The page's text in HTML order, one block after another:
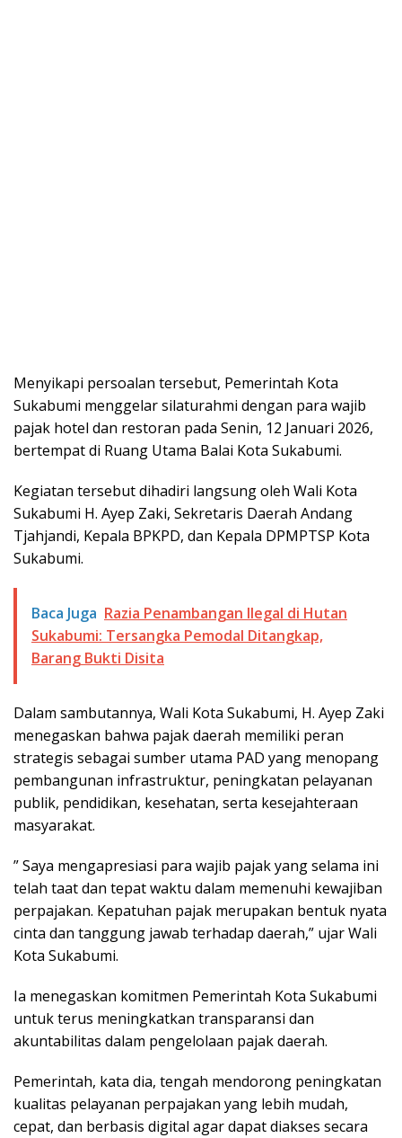
Menyikapi persoalan tersebut, Pemerintah Kota
Sukabumi menggelar silaturahmi dengan para wajib
pajak hotel dan restoran pada Senin, 12 Januari 2026,
bertempat di Ruang Utama Balai Kota Sukabumi.
Kegiatan tersebut dihadiri langsung oleh Wali Kota
Sukabumi H. Ayep Zaki, Sekretaris Daerah Andang
Tjahjandi, Kepala BPKPD, dan Kepala DPMPTSP Kota
Sukabumi.
Baca Juga Razia Penambangan Ilegal di Hutan
Sukabumi: Tersangka Pemodal Ditangkap,
Barang Bukti Disita
Dalam sambutannya, Wali Kota Sukabumi, H. Ayep Zaki
menegaskan bahwa pajak daerah memiliki peran
strategis sebagai sumber utama PAD yang menopang
pembangunan infrastruktur, peningkatan pelayanan
publik, pendidikan, kesehatan, serta kesejahteraan
masyarakat.
” Saya mengapresiasi para wajib pajak yang selama ini
telah taat dan tepat waktu dalam memenuhi kewajiban
perpajakan. Kepatuhan pajak merupakan bentuk nyata
cinta dan tanggung jawab terhadap daerah,” ujar Wali
Kota Sukabumi.
Ia menegaskan komitmen Pemerintah Kota Sukabumi
untuk terus meningkatkan transparansi dan
akuntabilitas dalam pengelolaan pajak daerah.
Pemerintah, kata dia, tengah mendorong peningkatan
kualitas pelayanan perpajakan yang lebih mudah,
cepat, dan berbasis digital agar dapat diakses secara